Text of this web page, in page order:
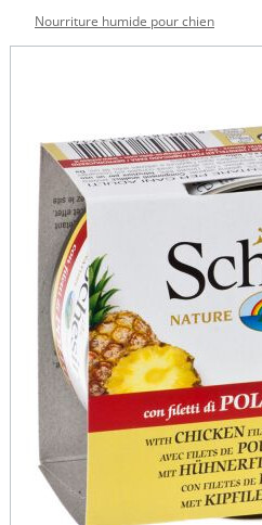
Nourriture humide pour chien